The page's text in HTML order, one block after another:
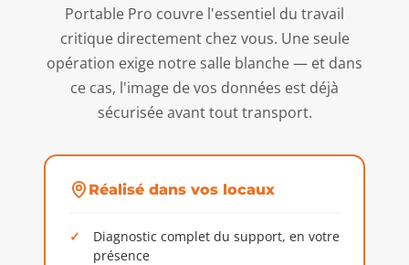
Portable Pro couvre l'essentiel du travail
critique directement chez vous. Une seule
opération exige notre salle blanche — et dans
ce cas, l'image de vos données est déjà
sécurisée avant tout transport.
Réalisé dans vos locaux
Diagnostic complet du support, en votre
présence